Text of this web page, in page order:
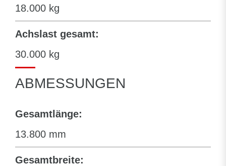
18.000 kg
Achslast gesamt:
30.000 kg
ABMESSUNGEN
Gesamtlänge:
13.800 mm
Gesamtbreite: